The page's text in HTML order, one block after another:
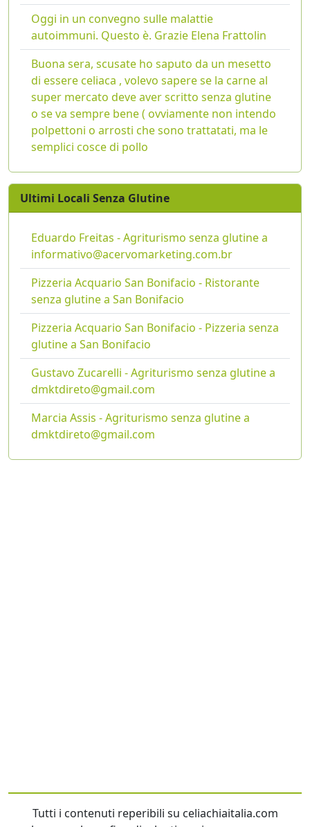
Oggi in un convegno sulle malattie
autoimmuni. Questo è. Grazie Elena Frattolin
Buona sera, scusate ho saputo da un mesetto
di essere celiaca , volevo sapere se la carne al
super mercato deve aver scritto senza glutine
o se va sempre bene ( ovviamente non intendo
polpettoni o arrosti che sono trattatati, ma le
semplici cosce di pollo
Ultimi Locali Senza Glutine
Eduardo Freitas - Agriturismo senza glutine a
informativo@acervomarketing.com.br
Pizzeria Acquario San Bonifacio - Ristorante
senza glutine a San Bonifacio
Pizzeria Acquario San Bonifacio - Pizzeria senza
glutine a San Bonifacio
Gustavo Zucarelli - Agriturismo senza glutine a
dmktdireto@gmail.com
Marcia Assis - Agriturismo senza glutine a
dmktdireto@gmail.com
Tutti i contenuti reperibili su celiachiaitalia.com